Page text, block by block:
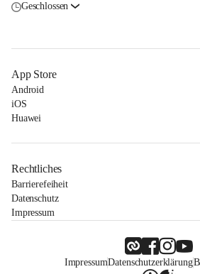
Geschlossen
App Store
Android
iOS
Huawei
Rechtliches
Barrierefeiheit
Datenschutz
Impressum
ImpressumDatenschutzerklärung